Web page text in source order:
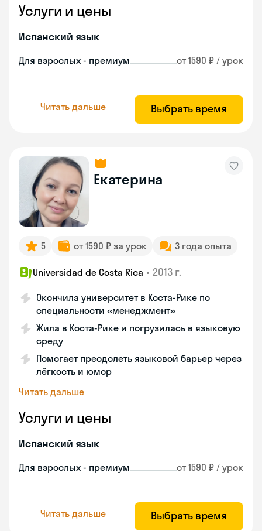
Услуги и цены
Испанский язык
Для взрослых - премиум от 1590 ₽ / урок
Читать дальше Выбрать время
Екатерина
5 от 1590 ₽ за урок 3 года опыта
Universidad de Costa Rica • 2013 г.
Окончила университет в Коста‑Рике по
специальности «менеджмент»
Жила в Коста‑Рике и погрузилась в языковую
среду
Помогает преодолеть языковой барьер через
лёгкость и юмор
Читать дальше
Услуги и цены
Испанский язык
Для взрослых - премиум от 1590 ₽ / урок
Читать дальше Выбрать время